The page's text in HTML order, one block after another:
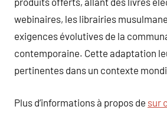
webinaires, les librairies
exigences évolutives de la
contemporaine. Cette adaptation
pertinentes dans un contexte
Plus d’informations à propos de sur